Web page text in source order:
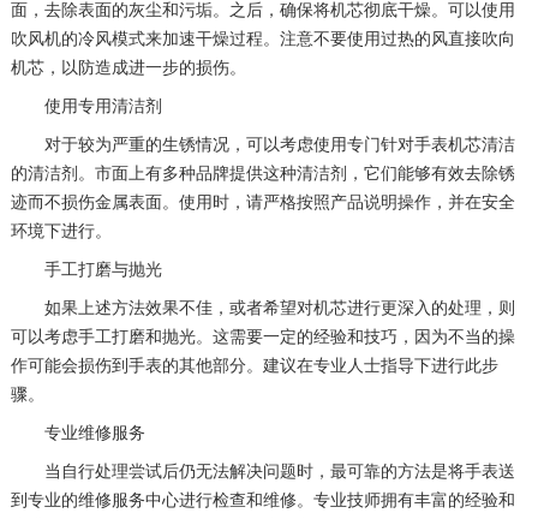
面，去除表面的灰尘和污垢。之后，确保将机芯彻底干燥。可以使用
吹风机的冷风模式来加速干燥过程。注意不要使用过热的风直接吹向
机芯，以防造成进一步的损伤。
使用专用清洁剂
对于较为严重的生锈情况，可以考虑使用专门针对手表机芯清洁
的清洁剂。市面上有多种品牌提供这种清洁剂，它们能够有效去除锈
迹而不损伤金属表面。使用时，请严格按照产品说明操作，并在安全
环境下进行。
手工打磨与抛光
如果上述方法效果不佳，或者希望对机芯进行更深入的处理，则
可以考虑手工打磨和抛光。这需要一定的经验和技巧，因为不当的操
作可能会损伤到手表的其他部分。建议在专业人士指导下进行此步
骤。
专业维修服务
当自行处理尝试后仍无法解决问题时，最可靠的方法是将手表送
到专业的维修服务中心进行检查和维修。专业技师拥有丰富的经验和